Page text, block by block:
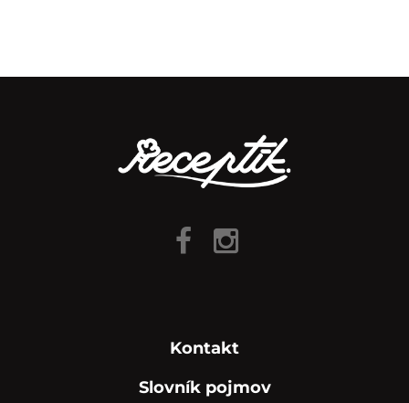
Kontakt
Slovník pojmov